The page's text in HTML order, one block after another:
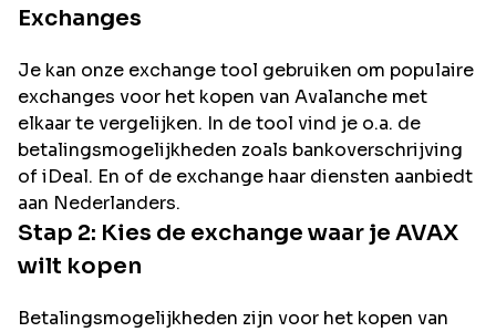
Exchanges
Je kan onze exchange tool gebruiken om populaire
exchanges voor het kopen van Avalanche met
elkaar te vergelijken. In de tool vind je o.a. de
betalingsmogelijkheden zoals bankoverschrijving
of iDeal. En of de exchange haar diensten aanbiedt
aan Nederlanders.
Stap 2: Kies de exchange waar je AVAX
wilt kopen
Betalingsmogelijkheden zijn voor het kopen van